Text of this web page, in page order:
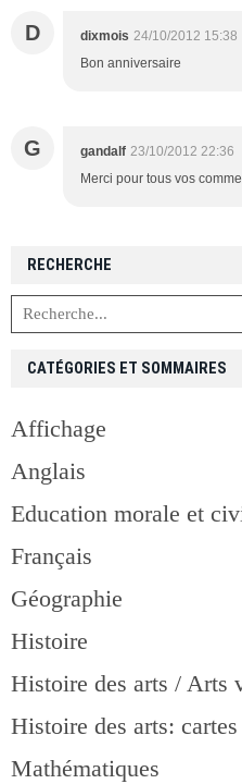
D dixmois 24/10/2012 15:38
Bon anniversaire
G gandalf 23/10/2012 22:36
Merci pour tous vos
RECHERCHE
CATÉGORIES ET SOMMAIRES
Affichage
Anglais
Education morale et
Français
Géographie
Histoire
Histoire des arts / Arts
Histoire des arts:
Mathématiques